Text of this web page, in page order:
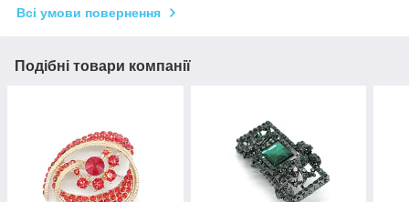
Всі умови повернення
Подібні товари компанії